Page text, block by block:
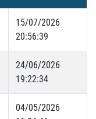
15/07/2026
20:56:39
24/06/2026
19:22:34
04/05/2026